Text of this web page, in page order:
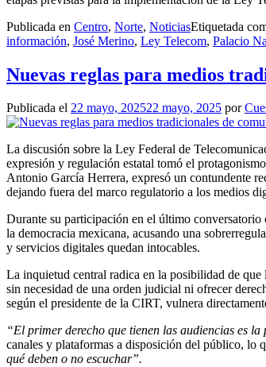
Publicada en Centro, Norte, NoticiasEtiquetada
información, José Merino, Ley Telecom, Palacio
Nuevas reglas para medios
Publicada el 22 mayo, 202522 mayo, 2025 por
La discusión sobre la Ley Federal de
expresión y regulación estatal tomó el
Antonio García Herrera, expresó un contundente
dejando fuera del marco regulatorio a los medios
Durante su participación en el último conversatorio
la democracia mexicana, acusando una
y servicios digitales quedan intocables.
La inquietud central radica en la posibilidad de
sin necesidad de una orden judicial ni ofrecer
según el presidente de la CIRT, vulnera
“El primer derecho que tienen las audiencias es
canales y plataformas a disposición del público, lo
qué deben o no escuchar”.